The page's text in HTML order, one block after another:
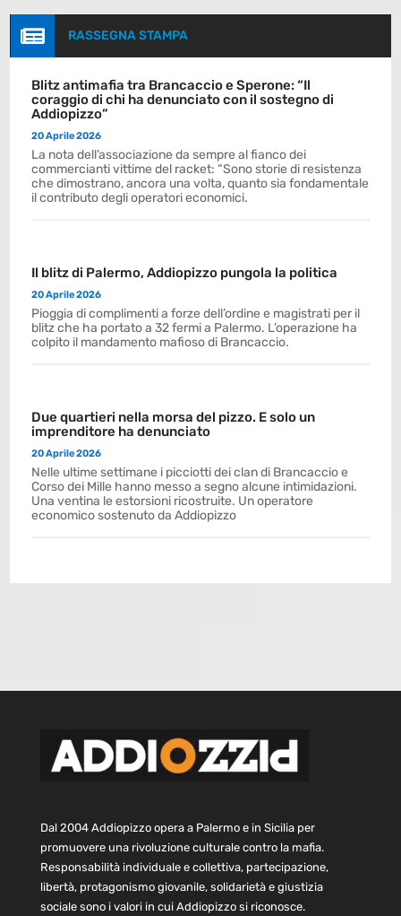
 RASSEGNA STAMPA
Blitz antimafia tra Brancaccio e Sperone: “Il
coraggio di chi ha denunciato con il sostegno di
Addiopizzo”
20 Aprile 2026
La nota dell’associazione da sempre al fianco dei
commercianti vittime del racket: “Sono storie di resistenza
che dimostrano, ancora una volta, quanto sia fondamentale
il contributo degli operatori economici.
Il blitz di Palermo, Addiopizzo pungola la politica
20 Aprile 2026
Pioggia di complimenti a forze dell’ordine e magistrati per il
blitz che ha portato a 32 fermi a Palermo. L’operazione ha
colpito il mandamento mafioso di Brancaccio.
Due quartieri nella morsa del pizzo. E solo un
imprenditore ha denunciato
20 Aprile 2026
Nelle ultime settimane i picciotti dei clan di Brancaccio e
Corso dei Mille hanno messo a segno alcune intimidazioni.
Una ventina le estorsioni ricostruite. Un operatore
economico sostenuto da Addiopizzo
Dal 2004 Addiopizzo opera a Palermo e in Sicilia per
promuovere una rivoluzione culturale contro la mafia.
Responsabilità individuale e collettiva, partecipazione,
libertà, protagonismo giovanile, solidarietà e giustizia
sociale sono i valori in cui Addiopizzo si riconosce.